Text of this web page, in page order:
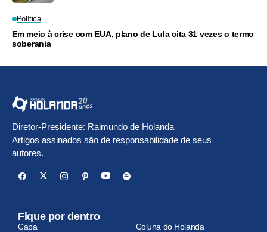
Política
Em meio à crise com EUA, plano de Lula cita 31 vezes o termo
soberania
Diretor-Presidente: Raimundo de Holanda
Artigos assinados são de responsabilidade de seus
autores.
Fique por dentro
Capa
Coluna do Holanda